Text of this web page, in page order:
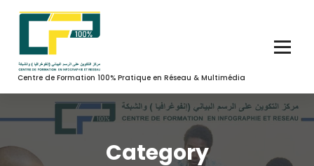
Centre de Formation 100% Pratique en Réseau & Multimédia
Category